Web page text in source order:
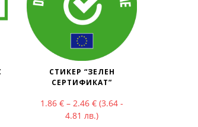
1.86 € through 2.46 €
СТИКЕР “ЗЕЛЕН
СЕРТИФИКАТ”
1.86€ – 2.46€Price range: 1.86 €
(3.64 -
4.81 лв.)